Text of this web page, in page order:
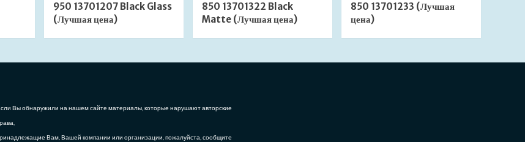
950 13701207 Black Glass
(Лучшая цена)
850 13701322 Black
Matte (Лучшая цена)
850 13701233 (Лучшая
цена)
Вы обнаружили на нашем сайте материалы, которые нарушают авторские
Вам, Вашей компании или организации, пожалуйста, сообщите